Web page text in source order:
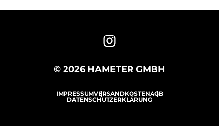
© 2026 HAMETER GMBH
IMPRESSUMVERSANDKOSTENAGB
DATENSCHUTZERKLÄRUNG